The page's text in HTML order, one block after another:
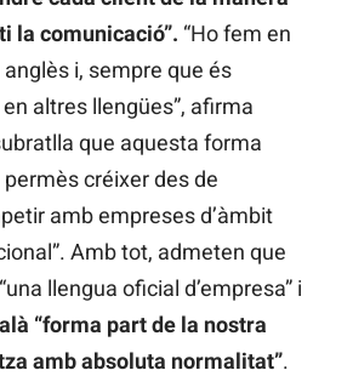
la comunicació”. “Ho fem en
i, sempre que és
altres llengües”, afirma
que aquesta forma
permès créixer des de
amb empreses d’àmbit
Amb tot, admeten que
llengua oficial d’empresa” i
“forma part de la nostra
amb absoluta normalitat”.